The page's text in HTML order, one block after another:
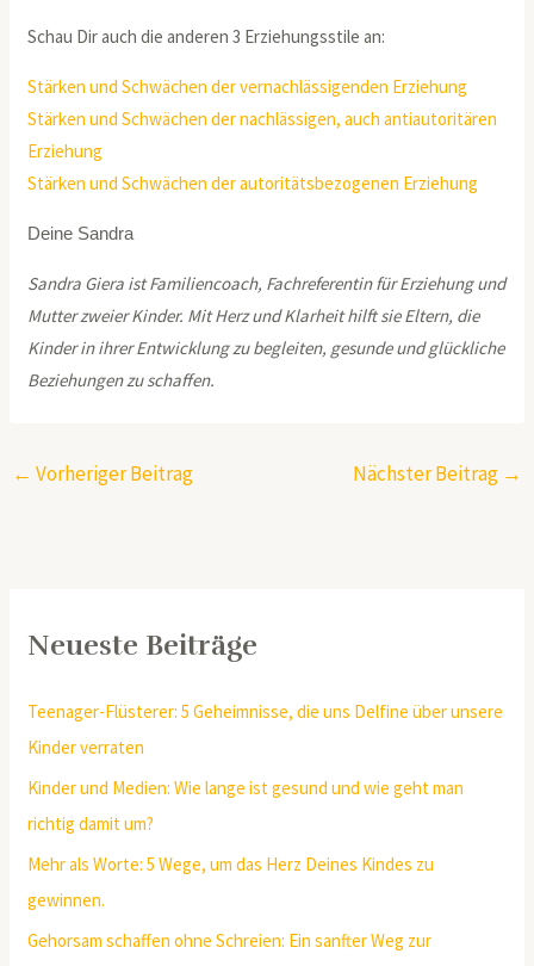
Schau Dir auch die anderen 3 Erziehungsstile an:
Stärken und Schwächen der vernachlässigenden Erziehung
Stärken und Schwächen der nachlässigen, auch antiautoritären
Erziehung
Stärken und Schwächen der autoritätsbezogenen Erziehung
Deine Sandra
Sandra Giera ist Familiencoach, Fachreferentin für Erziehung und
Mutter zweier Kinder. Mit Herz und Klarheit hilft sie Eltern, die
Kinder in ihrer Entwicklung zu begleiten, gesunde und glückliche
Beziehungen zu schaffen.
← Vorheriger Beitrag Nächster Beitrag →
Neueste Beiträge
Teenager-Flüsterer: 5 Geheimnisse, die uns Delfine über unsere
Kinder verraten
Kinder und Medien: Wie lange ist gesund und wie geht man
richtig damit um?
Mehr als Worte: 5 Wege, um das Herz Deines Kindes zu
gewinnen.
Gehorsam schaffen ohne Schreien: Ein sanfter Weg zur